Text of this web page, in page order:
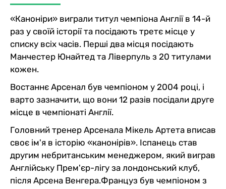
«Каноніри» виграли титул чемпіона Англії в 14-й
раз у своїй історії та посідають третє місце у
списку всіх часів. Перші два місця посідають
Манчестер Юнайтед та Ліверпуль з 20 титулами
кожен.
Востаннє Арсенал був чемпіоном у 2004 році, і
варто зазначити, що вони 12 разів посідали друге
місце в чемпіонаті Англії.
Головний тренер Арсенала Мікель Артета вписав
своє ім'я в історію «канонірів». Іспанець став
другим небританським менеджером, який виграв
Англійську Прем'єр-лігу за лондонський клуб,
після Арсена Венгера.Француз був чемпіоном з